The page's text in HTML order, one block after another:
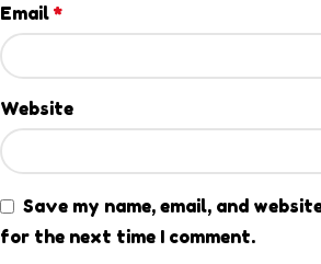
Email *
Website
Save my name, email, and
for the next time I comment.